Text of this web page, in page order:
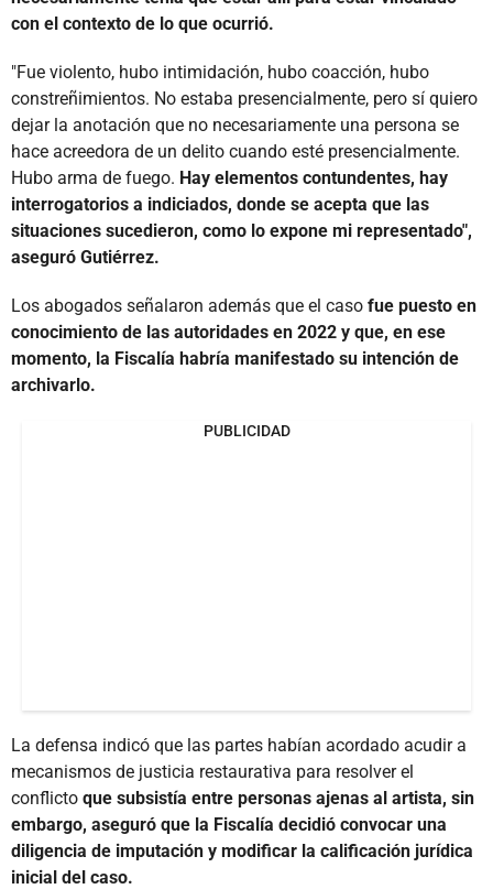
con el contexto de lo que ocurrió.
"Fue violento, hubo intimidación, hubo coacción, hubo
constreñimientos. No estaba presencialmente, pero sí quiero
dejar la anotación que no necesariamente una persona se
hace acreedora de un delito cuando esté presencialmente.
Hubo arma de fuego. Hay elementos contundentes, hay
interrogatorios a indiciados, donde se acepta que las
situaciones sucedieron, como lo expone mi representado",
aseguró Gutiérrez.
Los abogados señalaron además que el caso fue puesto en
conocimiento de las autoridades en 2022 y que, en ese
momento, la Fiscalía habría manifestado su intención de
archivarlo.
PUBLICIDAD
La defensa indicó que las partes habían acordado acudir a
mecanismos de justicia restaurativa para resolver el
conflicto que subsistía entre personas ajenas al artista, sin
embargo, aseguró que la Fiscalía decidió convocar una
diligencia de imputación y modificar la calificación jurídica
inicial del caso.